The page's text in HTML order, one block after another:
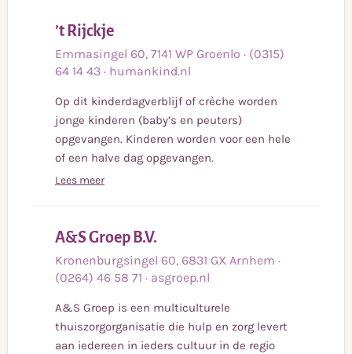
’t RijckjeLees
meer
Emmasingel 60, 7141 WP Groenlo · (0315)
64 14 43 · humankind.nl
Op dit kinderdagverblijf of crèche worden
jonge kinderen (baby’s en peuters)
opgevangen. Kinderen worden voor een hele
of een halve dag opgevangen.
Lees meer
A&S Groep B.V.
meer
Kronenburgsingel 60, 6831 GX Arnhem ·
(0264) 46 58 71 · asgroep.nl
A&S Groep is een multiculturele
thuiszorgorganisatie die hulp en zorg levert
aan iedereen in ieders cultuur in de regio